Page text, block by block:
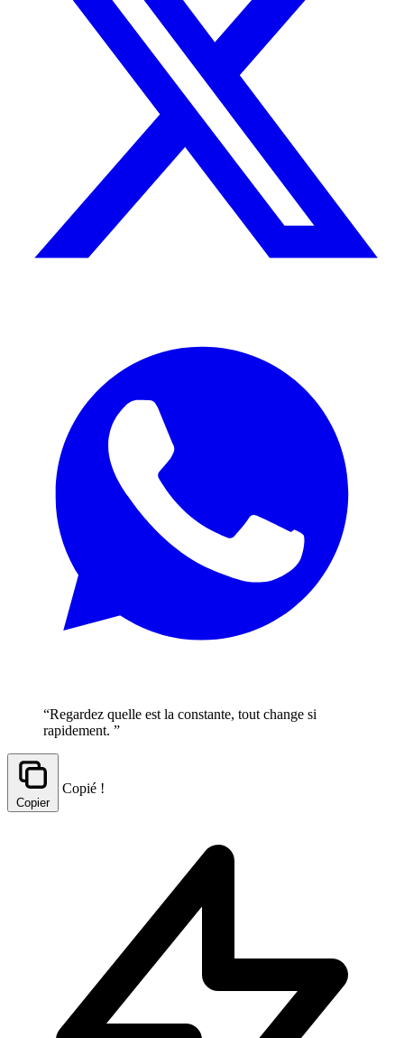
“Regardez quelle est la constante, tout change si
rapidement. ”
Copier
Copié !